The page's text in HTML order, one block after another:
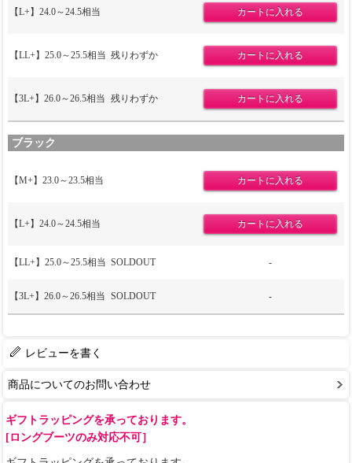
【L+】24.0～24.5相当
【LL+】25.0～25.5相当 残りわずか
【3L+】26.0～26.5相当 残りわずか
ブラック
【M+】23.0～23.5相当
【L+】24.0～24.5相当
【LL+】25.0～25.5相当 SOLDOUT -
【3L+】26.0～26.5相当 SOLDOUT -
レビューを書く
商品についてのお問い合わせ
ギフトラッピングを承っております。
[ロングブーツのみ対応不可］